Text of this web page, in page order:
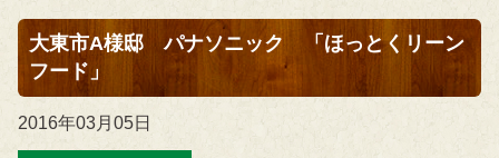
大東市A様邸 パナソニック 「ほっとくリーン
フード」
2016年03月05日